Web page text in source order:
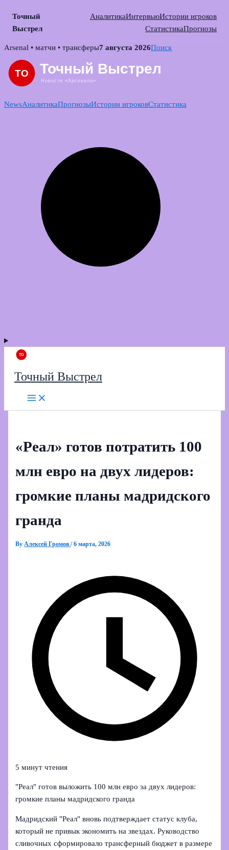
Точный
Выстрел
АналитикаИнтервьюИстории игроков
СтатистикаПрогнозы
Skip
content
Arsenal • матчи • трансферы7 августа 2026Поиск
NewsАналитикаПрогнозыИстории игроковСтатистика
Точный Выстрел
«Реал» готов потратить 100
млн евро на двух лидеров:
громкие планы мадридского
гранда
By Алексей Громов/6 марта, 2026
5 минут чтения
"Реал" готов выложить 100 млн евро за двух лидеров:
громкие планы мадридского гранда
Мадридский "Реал" вновь подтверждает статус клуба,
который не привык экономить на звездах. Руководство
сливочных сформировало трансферный бюджет в размере